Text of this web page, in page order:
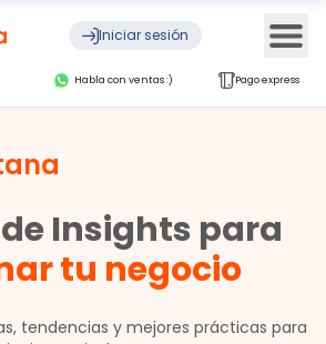
Iniciar sesión
Habla con ventas :) Pago express
Insights para
tu negocio
tendencias y mejores prácticas para